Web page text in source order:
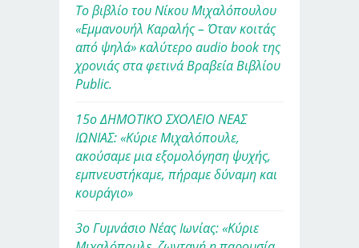
Το βιβλίο του Νίκου Μιχαλόπουλου
«Εμμανουήλ Καραλής – Όταν κοιτάς
από ψηλά» καλύτερο audio book της
χρονιάς στα φετινά Βραβεία Βιβλίου
Public.
15ο ΔΗΜΟΤΙΚΟ ΣΧΟΛΕΙΟ ΝΕΑΣ
ΙΩΝΙΑΣ: «Κύριε Μιχαλόπουλε,
ακούσαμε μια εξομολόγηση ψυχής,
εμπνευστήκαμε, πήραμε δύναμη και
κουράγιο»
3ο Γυμνάσιο Νέας Ιωνίας: «Κύριε